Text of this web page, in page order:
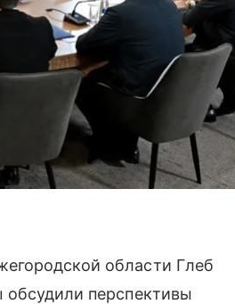
области Глеб
перспективы